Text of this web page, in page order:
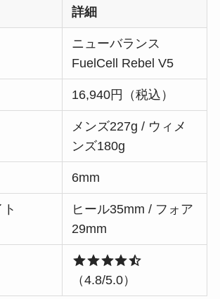
詳細
ニューバランス
FuelCell Rebel V5
16,940円（税込）
メンズ227g / ウィメ
ンズ180g
6mm
ヒール35mm / フォア
29mm
（4.8/5.0）